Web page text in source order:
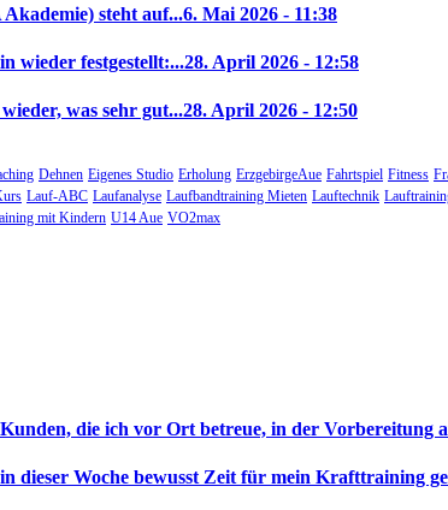
steht auf...6. Mai 2026 - 11:38
wieder festgestellt:...28. April 2026 - 12:58
was sehr gut...28. April 2026 - 12:50
Dehnen Eigenes Studio Erholung ErzgebirgeAue Fahrtspiel Fitness
Lauf-ABC Laufanalyse Laufbandtraining Mieten Lauftechnik
mit Kindern U14 Aue VO2max
die ich vor Ort betreue, in der Vorbereitung
dieser Woche bewusst Zeit für mein Krafttraining